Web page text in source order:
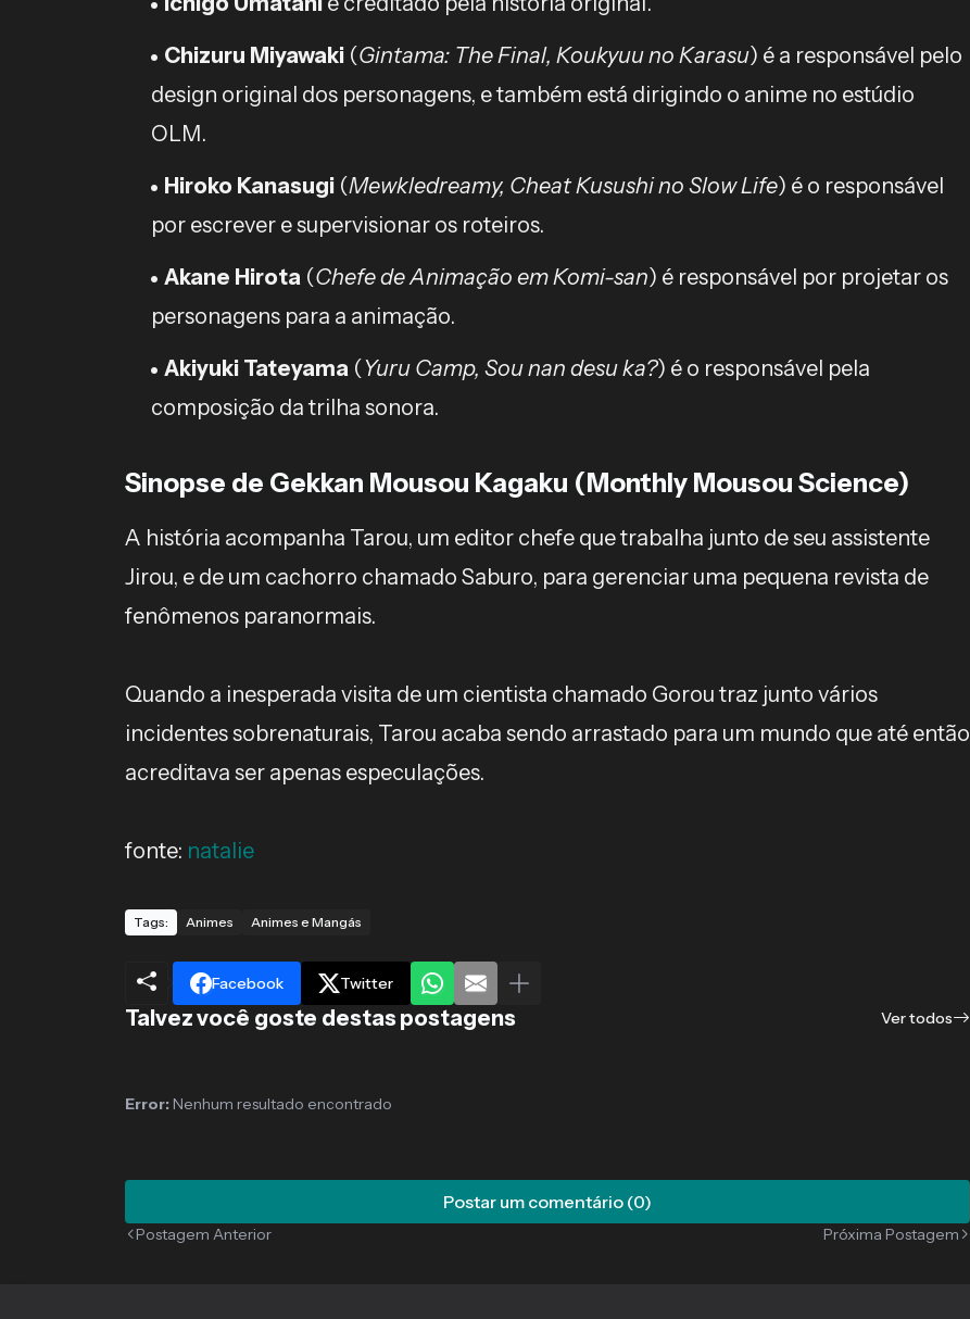
Chizuru Miyawaki (Gintama: The Final, Koukyuu no Karasu) é a responsável pelo
design original dos personagens, e também está dirigindo o anime no estúdio
OLM.
Hiroko Kanasugi (Mewkledreamy, Cheat Kusushi no Slow Life) é o responsável
por escrever e supervisionar os roteiros.
Akane Hirota (Chefe de Animação em Komi-san) é responsável por projetar os
personagens para a animação.
Akiyuki Tateyama (Yuru Camp, Sou nan desu ka?) é o responsável pela
composição da trilha sonora.
Sinopse de Gekkan Mousou Kagaku (Monthly Mousou Science)
A história acompanha Tarou, um editor chefe que trabalha junto de seu assistente
Jirou, e de um cachorro chamado Saburo, para gerenciar uma pequena revista de
fenômenos paranormais.
Quando a inesperada visita de um cientista chamado Gorou traz junto vários
incidentes sobrenaturais, Tarou acaba sendo arrastado para um mundo que até então
acreditava ser apenas especulações.
fonte: natalie
Tags: Animes Animes e Mangás
Facebook Twitter
Talvez você goste destas postagens Ver todos
Error: Nenhum resultado encontrado
Postar um comentário (0)
Postagem Anterior Próxima Postagem